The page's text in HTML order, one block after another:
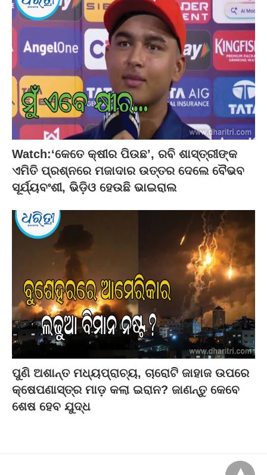
Watch:‘କେତେ କ୍ଷୀର ପିଉଛ’, ରବି ଶାସ୍ତ୍ରୀଙ୍କ
ଏମିତି ପ୍ରଶ୍ନରେ ମଜାଦାର ଉତ୍ତର ଦେଲେ ବୈଭବ
ସୂର୍ଯ୍ୟବଂଶୀ, ଭିଡ଼ିଓ ହେଉଛି ଭାଇରାଲ
ପୁଣି ଅଶାନ୍ତ ମଧ୍ୟପ୍ରାଚ୍ୟ, ଚାରୋଟି ଜାହାଜ ଉପରେ
କ୍ଷେପଣାସ୍ତ୍ର ମାଡ଼ କଲା ଇରାନ? ଜାଣନ୍ତୁ କେବେ
ଶେଷ ହେବ ଯୁଦ୍ଧ